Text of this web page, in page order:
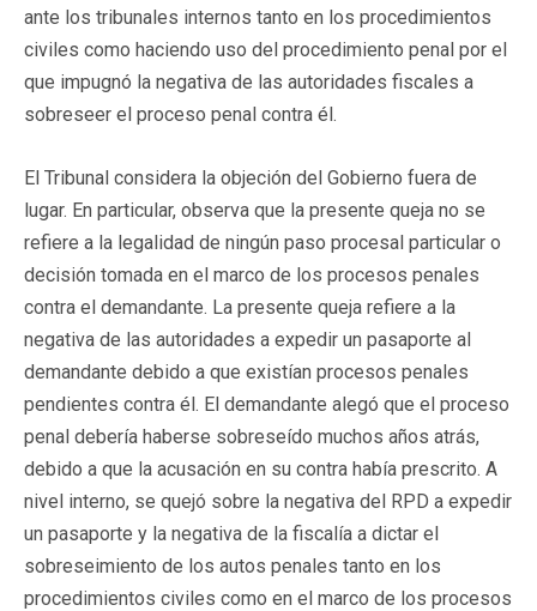
ante los tribunales internos tanto en los procedimientos
civiles como haciendo uso del procedimiento penal por el
que impugnó la negativa de las autoridades fiscales a
sobreseer el proceso penal contra él.
El Tribunal considera la objeción del Gobierno fuera de
lugar. En particular, observa que la presente queja no se
refiere a la legalidad de ningún paso procesal particular o
decisión tomada en el marco de los procesos penales
contra el demandante. La presente queja refiere a la
negativa de las autoridades a expedir un pasaporte al
demandante debido a que existían procesos penales
pendientes contra él. El demandante alegó que el proceso
penal debería haberse sobreseído muchos años atrás,
debido a que la acusación en su contra había prescrito. A
nivel interno, se quejó sobre la negativa del RPD a expedir
un pasaporte y la negativa de la fiscalía a dictar el
sobreseimiento de los autos penales tanto en los
procedimientos civiles como en el marco de los procesos